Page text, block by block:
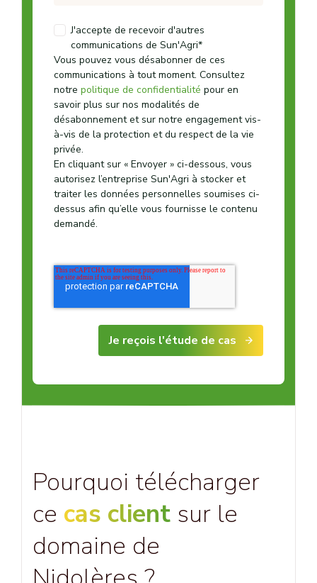
J'accepte de recevoir d'autres
communications de Sun'Agri*
Vous pouvez vous désabonner de ces
communications à tout moment. Consultez
notre politique de confidentialité pour en
savoir plus sur nos modalités de
désabonnement et sur notre engagement vis-
à-vis de la protection et du respect de la vie
privée.
En cliquant sur « Envoyer » ci-dessous, vous
autorisez l’entreprise Sun'Agri à stocker et
traiter les données personnelles soumises ci-
dessus afin qu’elle vous fournisse le contenu
demandé.
Pourquoi télécharger
ce cas client sur le
domaine de